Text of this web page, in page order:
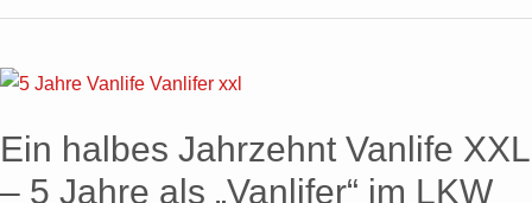
Ein halbes Jahrzehnt Vanlife XXL
– 5 Jahre als „Vanlifer“ im LKW
Ein
Jahrzehnt
Vanlife